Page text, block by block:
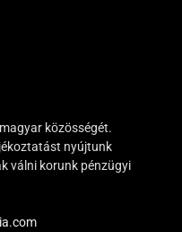
közösségét.
nyújtunk
válni korunk pénzügyi